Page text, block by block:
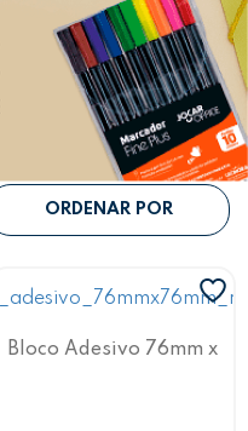
Bloco Adesivo 76mm x